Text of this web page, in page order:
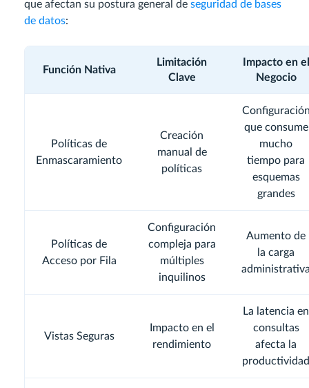
que afectan su postura general de seguridad de bases
de datos:
Función Nativa
Limitación
Clave
Impacto en el
Negocio
Políticas de
Enmascaramiento
Creación
manual de
políticas
que consume
mucho
tiempo para
esquemas
grandes
Políticas de
Acceso por Fila
Configuración
compleja para
múltiples
inquilinos
Aumento de
la carga
Vistas Seguras
Impacto en el
rendimiento
La latencia en
consultas
afecta la
productividad